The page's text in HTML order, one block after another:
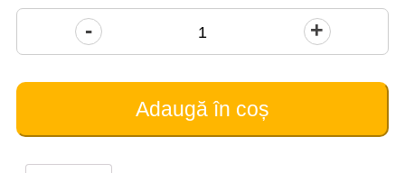
Cantitate
Ceară
naturală
Adaugă în coș